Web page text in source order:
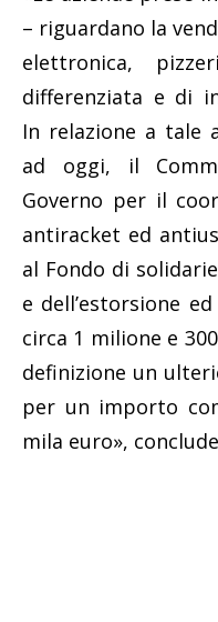
– riguardano la
elettronica,
differenziata e di
In relazione a tale
ad oggi, il
Governo per il
antiracket ed
al Fondo di
e dell’estorsione
circa 1 milione e
definizione un
per un importo
mila euro»,